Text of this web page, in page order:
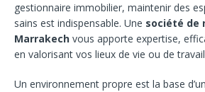
gestionnaire immobilier, maintenir des
sains est indispensable. Une société de
Marrakech vous apporte expertise,
en valorisant vos lieux de vie ou de
Un environnement propre est la base